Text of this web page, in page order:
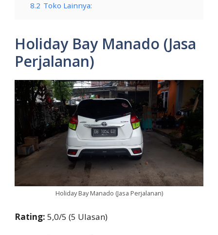
8.2 Toko Lainnya:
Holiday Bay Manado (Jasa
Perjalanan)
Holiday Bay Manado (Jasa Perjalanan)
Rating: 5,0/5 (5 Ulasan)